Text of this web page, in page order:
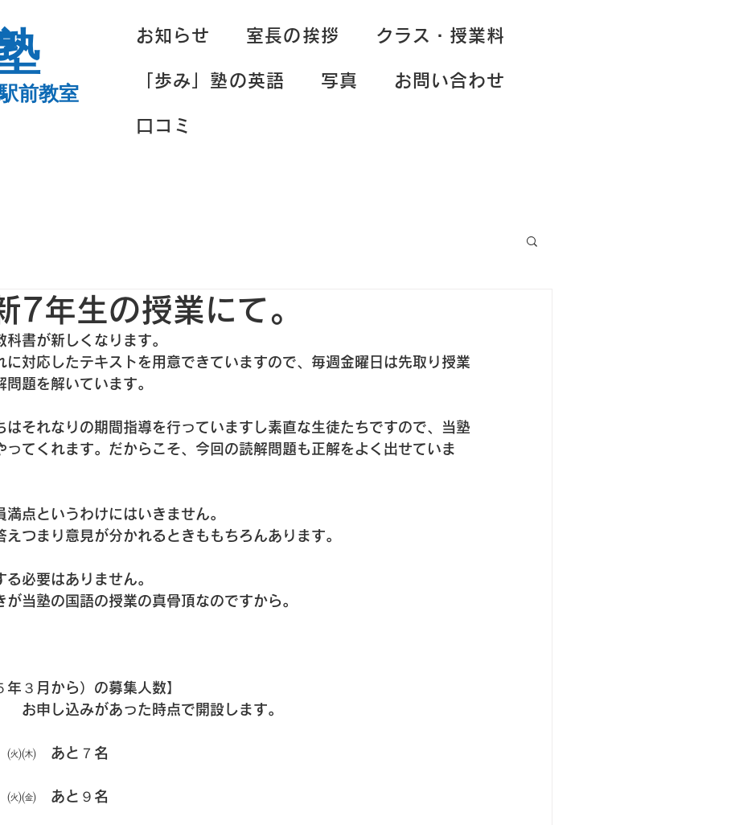
前教室
お知らせ 室長の挨拶 クラス・授業料
「歩み」塾の英語 写真 お問い合わせ
口コミ
年生の授業にて。
書が新しくなります。
に対応したテキストを用意できていますので、毎週金曜日は先取り授業
題を解いています。
はそれなりの期間指導を行っていますし素直な生徒たちですので、当塾
ってくれます。だからこそ、今回の読解問題も正解をよく出せていま
満点というわけにはいきません。
えつまり意見が分かれるときももちろんあります。
必要はありません。
が当塾の国語の授業の真骨頂なのですから。
年３月から）の募集人数】
　お申し込みがあった時点で開設します。
㈫㈭　あと７名
㈫㈮　あと９名